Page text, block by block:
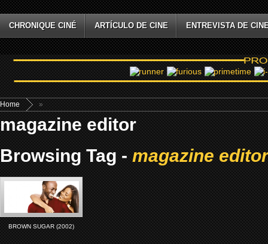
CHRONIQUE CINÉ ARTÍCULO DE CINE ENTREVISTA DE
Home »
magazine editor
Browsing Tag -magazine editor
BROWN SUGAR (2002)